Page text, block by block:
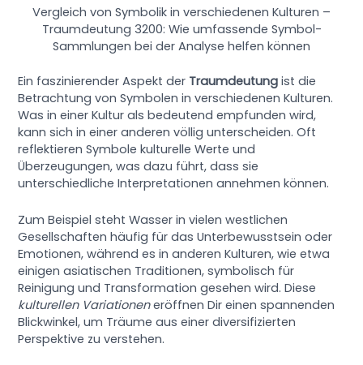
Vergleich von Symbolik in verschiedenen Kulturen –
Traumdeutung 3200: Wie umfassende Symbol-
Sammlungen bei der Analyse helfen können
Ein faszinierender Aspekt der Traumdeutung ist die
Betrachtung von Symbolen in verschiedenen Kulturen.
Was in einer Kultur als bedeutend empfunden wird,
kann sich in einer anderen völlig unterscheiden. Oft
reflektieren Symbole kulturelle Werte und
Überzeugungen, was dazu führt, dass sie
unterschiedliche Interpretationen annehmen können.
Zum Beispiel steht Wasser in vielen westlichen
Gesellschaften häufig für das Unterbewusstsein oder
Emotionen, während es in anderen Kulturen, wie etwa
einigen asiatischen Traditionen, symbolisch für
Reinigung und Transformation gesehen wird. Diese
kulturellen Variationeneröffnen Dir einen spannenden
Blickwinkel, um Träume aus einer diversifizierten
Perspektive zu verstehen.